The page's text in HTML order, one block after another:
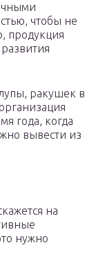
чтобы не
продукция
ракушек в
года, когда
вывести из
на
нужно